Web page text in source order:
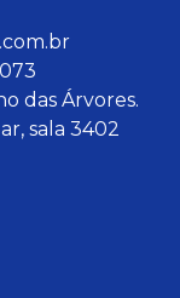
das Árvores.
sala 3402